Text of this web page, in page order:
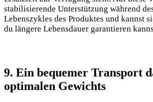
stabilisierende Unterstützung während
Lebenszykles des‍ Produktes und kannst
du längere‌ Lebensdauer garantieren
9.⁣ Ein bequemer ⁢Transport
optimalen Gewichts